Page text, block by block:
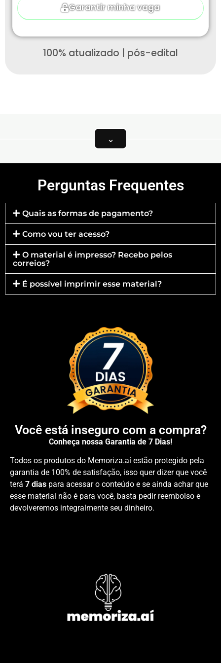
Garantir minha vaga
100% atualizado | pós-edital
⌄
Perguntas Frequentes
Quais as formas de pagamento?
Como vou ter acesso?
O material é impresso? Recebo pelos
correios?
É possível imprimir esse material?
Você está inseguro com a compra?
Conheça nossa Garantia de 7 Dias!
Todos os produtos do Memoriza.aí estão protegido pela
garantia de 100% de satisfação, isso quer dizer que você
terá 7 dias para acessar o conteúdo e se ainda achar que
esse material não é para você, basta pedir reembolso e
devolveremos integralmente seu dinheiro.